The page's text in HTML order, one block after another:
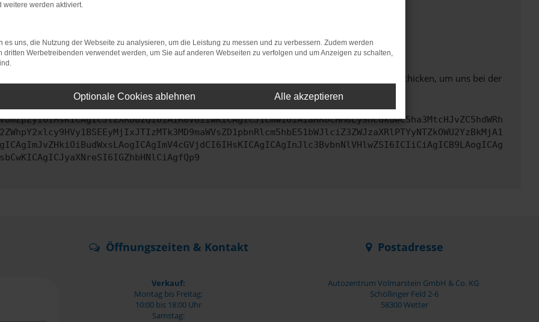
beheben.
auf dem neuesten Stand sind.
kann auch dazu führen, dass bestimmte Funktionen nicht mehr unterstützt werden.
uns bitte. Wir werden versuchen, das Problem zu beheben. Du kannst uns diesen Text schicken, um uns bei der
Öffnungszeiten & Kontakt
Verkauf:
Montag bis Freitag:
10:00 bis 18:00 Uhr
Samstag:
Postadresse
Autozentrum Volmarstein GmbH & Co. KG
Schöllinger Feld 2-6
58300 Wetter
weitere werden aktiviert.
es uns, die Nutzung der Webseite zu analysieren, um die Leistung zu messen und zu verbessern. Zudem werden
dritten Werbetreibenden verwendet werden, um Sie auf anderen Webseiten zu verfolgen und um Anzeigen zu schalten,
Optionale Cookies ablehnen Alle akzeptieren